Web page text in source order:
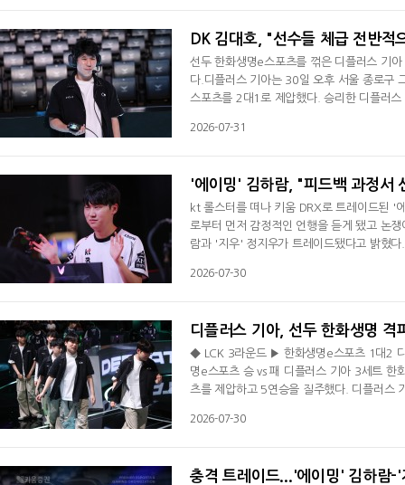
DK 김대호, "선수들 체급 전반적
선두 한화생명e스포츠를 꺾은 디플러스 기
다.디플러스 기아는 30일 오후 서울 종로구
스포츠를 2대1로 제압했다. 승리한 디플러
기를 승리로 시작해 기분이 너무 좋다"면서
2026-07-31
'에이밍' 김하람, "피드백 과정서
kt 롤스터를 떠나 키움 DRX로 트레이드된 '
로부터 먼저 감정적인 언행을 듣게 됐고 논
람과 '지우' 정지우가 트레이드됐다고 밝혔
재를 가리기 위함이 아니며, 갑작스러운 소
2026-07-30
디플러스 기아, 선두 한화생명 격
◆ LCK 3라운드 ▶ 한화생명e스포츠 1대2
명e스포츠 승 vs 패 디플러스 기아 3세트 한
츠를 제압하고 5연승을 질주했다. 디플러스
기록했다. 한화생명은 시즌 4패(15승)째를
2026-07-30
충격 트레이드...'에이밍' 김하람-